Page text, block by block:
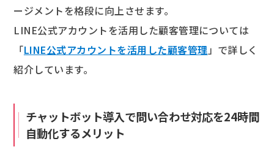
ージメントを格段に向上させます。
LINE公式アカウントを活用した顧客管理については
「LINE公式アカウントを活用した顧客管理」で詳しく
紹介しています。
チャットボット導入で問い合わせ対応を24時間
自動化するメリット